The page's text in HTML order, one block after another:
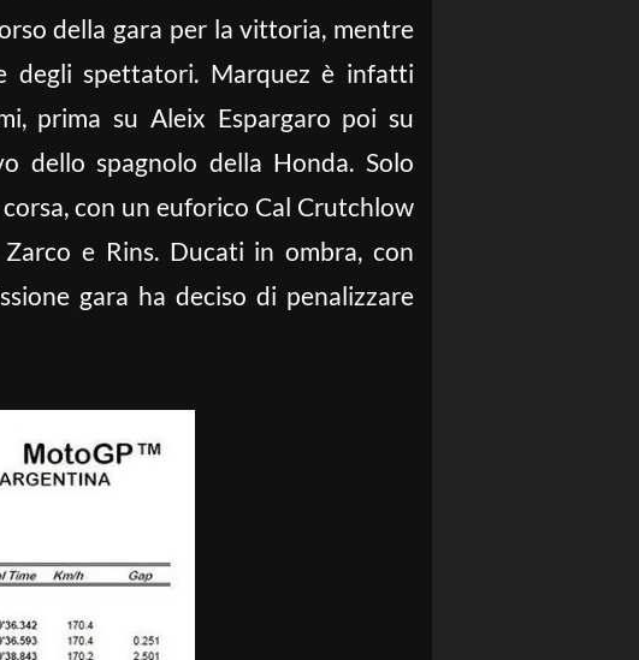
della gara per la vittoria, mentre
degli spettatori. Marquez è infatti
prima su Aleix Espargaro poi su
dello spagnolo della Honda. Solo
con un euforico Cal Crutchlow
e Rins. Ducati in ombra, con
gara ha deciso di penalizzare